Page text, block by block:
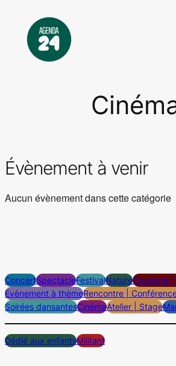
contenu
Évènement à venir
Aucun évènement dans cette catégorie
ConcertSpectacleFestivalNatureTourisme
Evènement à thèmeRencontre |
Soirées dansantesCinémaAtelier | Stage
Dédié aux enfantsMilitant